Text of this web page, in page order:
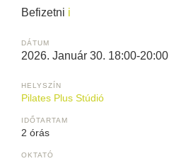
Befizetni i
DÁTUM
2026. Január 30. 18:00-20:00
HELYSZÍN
Pilates Plus Stúdió
IDŐTARTAM
2 órás
OKTATÓ